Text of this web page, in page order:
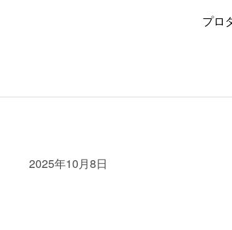
プロ
2025年10月8日